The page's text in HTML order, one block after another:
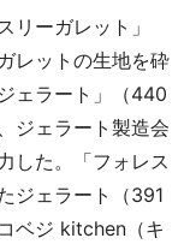
ーガレット」
レットの生地を砕
ェラート」（440
ジェラート製造会
した。「フォレス
ジェラート（391
ベジ kitchen（キ